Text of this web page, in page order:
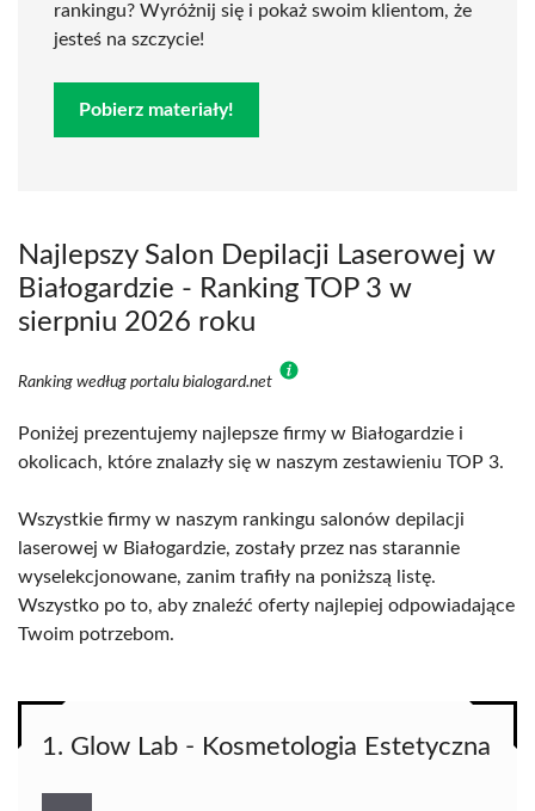
rankingu? Wyróżnij się i pokaż swoim klientom, że
jesteś na szczycie!
Pobierz materiały!
Najlepszy Salon Depilacji Laserowej w
Białogardzie - Ranking TOP 3 w
sierpniu 2026 roku
Ranking według portalu bialogard.net
Poniżej prezentujemy najlepsze firmy w Białogardzie i
okolicach, które znalazły się w naszym zestawieniu TOP 3.
Wszystkie firmy w naszym rankingu salonów depilacji
laserowej w Białogardzie, zostały przez nas starannie
wyselekcjonowane, zanim trafiły na poniższą listę.
Wszystko po to, aby znaleźć oferty najlepiej odpowiadające
Twoim potrzebom.
1. Glow Lab - Kosmetologia Estetyczna